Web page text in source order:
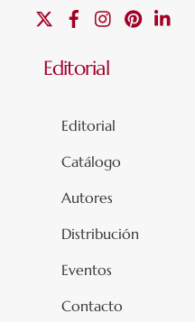
FacebookInstagramPinterest
Editorial
Editorial
Catálogo
Autores
Distribución
Eventos
Contacto